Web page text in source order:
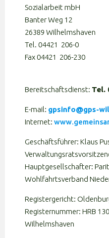
Sozialarbeit mbH
Banter Weg 12
26389 Wilhelmshaven
Tel. 04421 206-0
Fax 04421 206-230
Bereitschaftsdienst: Tel.
E-mail: gpsinfo@gps-
Internet:
Geschäftsführer: Klaus
Hauptgesellschafter:
Wohlfahrtsverband
Registergericht:
Registernummer: HRB
Wilhelmshaven